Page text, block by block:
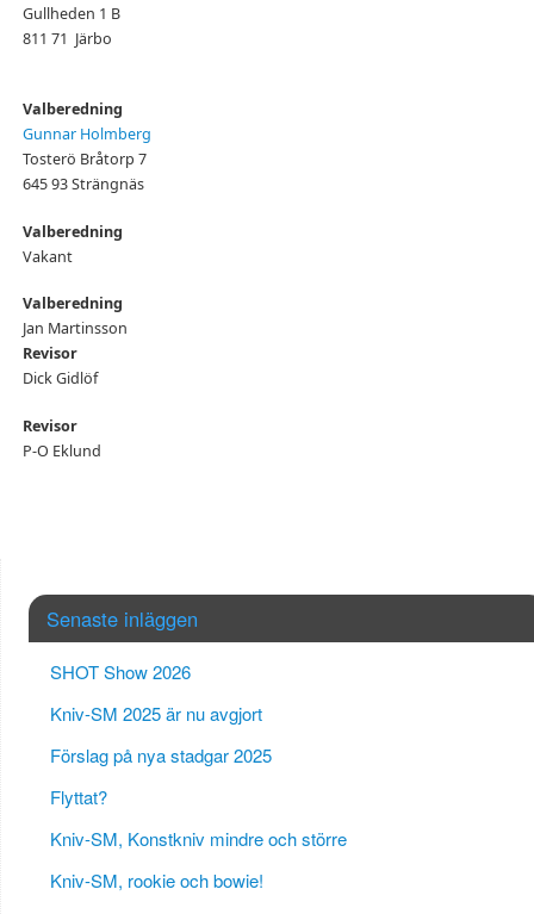
Gullheden 1 B
811 71 Järbo
Valberedning
Gunnar Holmberg
Tosterö Bråtorp 7
645 93 Strängnäs
Valberedning
Vakant
Valberedning
Jan Martinsson
Revisor
Dick Gidlöf
Revisor
P-O Eklund
Senaste inläggen
SHOT Show 2026
Kniv-SM 2025 är nu avgjort
Förslag på nya stadgar 2025
Flyttat?
Kniv-SM, Konstkniv mindre och större
Kniv-SM, rookie och bowie!